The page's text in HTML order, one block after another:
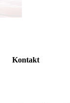
Kontakt